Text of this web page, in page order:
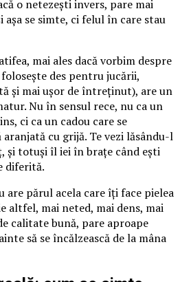
o netezești invers, pare mai
așa se simte, ci felul în care stau
mai ales dacă vorbim despre
des pentru jucării,
și mai ușor de întreținut), are un
Nu în sensul rece, nu ca un
ci ca un cadou care se
cu grijă. Te vezi lăsându-l
și totuși îl iei în brațe când ești
diferită.
are părul acela care îți face pielea
altfel, mai neted, mai dens, mai
calitate bună, pare aproape
să se încălzească de la mâna